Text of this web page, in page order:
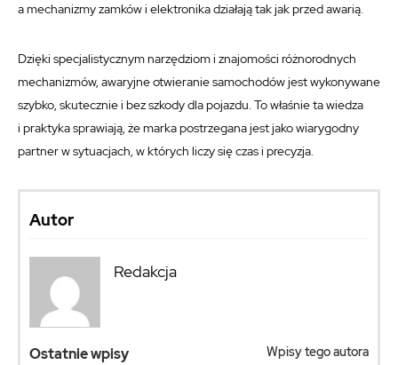
a mechanizmy zamków i elektronika działają tak jak przed awarią.
Dzięki specjalistycznym narzędziom i znajomości różnorodnych
mechanizmów, awaryjne otwieranie samochodów jest wykonywane
szybko, skutecznie i bez szkody dla pojazdu. To właśnie ta wiedza
i praktyka sprawiają, że marka postrzegana jest jako wiarygodny
partner w sytuacjach, w których liczy się czas i precyzja.
Autor
Redakcja
Ostatnie wpisy Wpisy tego autora